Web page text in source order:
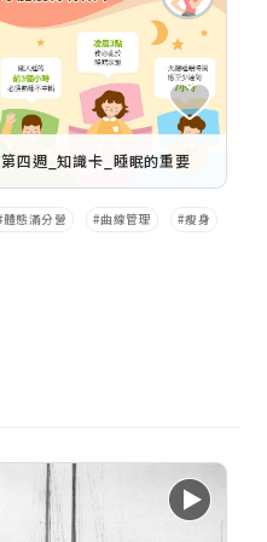
第四週_知識卡_睡眠的重要
體態滿分營 曲線管理 瘦身